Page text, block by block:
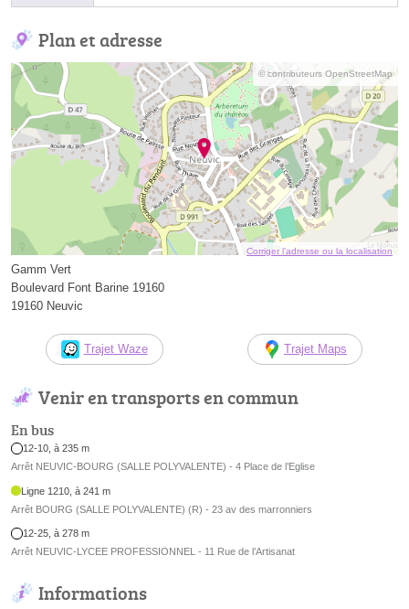
Plan et adresse
© contributeurs OpenStreetMap
Corriger l’adresse ou la localisation
Gamm Vert
Boulevard Font Barine 19160
19160 Neuvic
Trajet Waze Trajet Maps
Venir en transports en commun
En bus
12-10, à 235 m
Arrêt NEUVIC-BOURG (SALLE POLYVALENTE) - 4 Place de l’Eglise
Ligne 1210, à 241 m
Arrêt BOURG (SALLE POLYVALENTE) (R) - 23 av des marronniers
12-25, à 278 m
Arrêt NEUVIC-LYCEE PROFESSIONNEL - 11 Rue de l’Artisanat
Informations